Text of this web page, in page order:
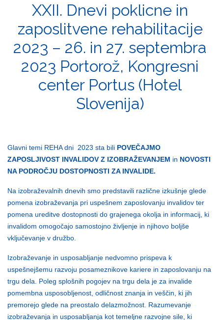
XXII. Dnevi poklicne in
zaposlitvene rehabilitacije
2023 – 26. in 27. septembra
2023 Portorož, Kongresni
center Portus (Hotel
Slovenija)
Glavni temi REHA dni 2023 sta bili POVEČAJMO
ZAPOSLJIVOST INVALIDOV Z IZOBRAŽEVANJEM in NOVOSTI
NA PODROČJU DOSTOPNOSTI ZA INVALIDE.
Na izobraževalnih dnevih smo predstavili različne izkušnje glede
pomena izobraževanja pri uspešnem zaposlovanju invalidov ter
pomena ureditve dostopnosti do grajenega okolja in informacij, ki
invalidom omogočajo samostojno življenje in njihovo boljše
vključevanje v družbo.
Izobraževanje in usposabljanje nedvomno prispeva k
uspešnejšemu razvoju posameznikove kariere in zaposlovanju na
trgu dela. Poleg splošnih pogojev na trgu dela je za invalide
pomembna usposobljenost, odličnost znanja in veščin, ki jih
premorejo glede na preostalo delazmožnost. Razumevanje
izobraževanja in usposabljanja kot temeljne razvojne sile, ki